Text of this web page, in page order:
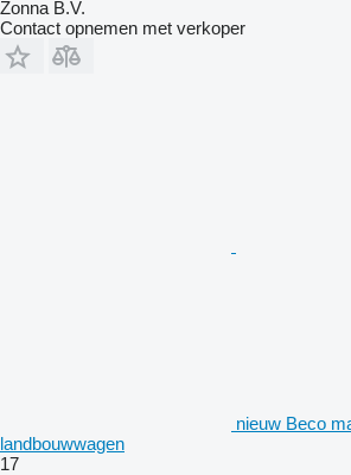
Zonna B.V.
Contact opnemen met verkoper
nieuw Beco
landbouwwagen
17